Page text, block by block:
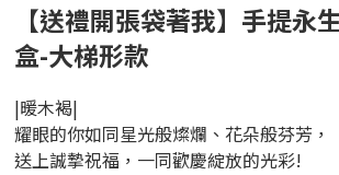
【送禮開張袋著我】手提永
盒-大梯形款
|暖木褐|
耀眼的你如同星光般燦爛、花朵般芬芳，
送上誠摯祝福，一同歡慶綻放的光彩!